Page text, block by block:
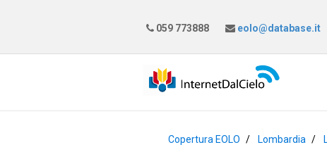
059 773888 eolo@database.it
Copertura EOLO Lombardia